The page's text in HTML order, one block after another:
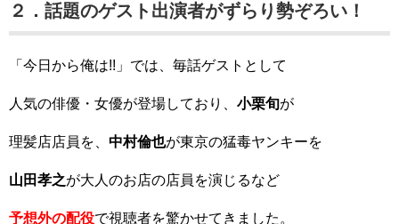
２．話題のゲスト出演者がずらり勢ぞろい！
「今日から俺は!!」では、毎話ゲストとして
人気の俳優・女優が登場しており、 小栗旬が
理髪店店員を、 中村倫也が東京の猛毒ヤンキーを
山田孝之が大人のお店の店員を演じるなど
予想外の配役で視聴者を驚かせてきました。